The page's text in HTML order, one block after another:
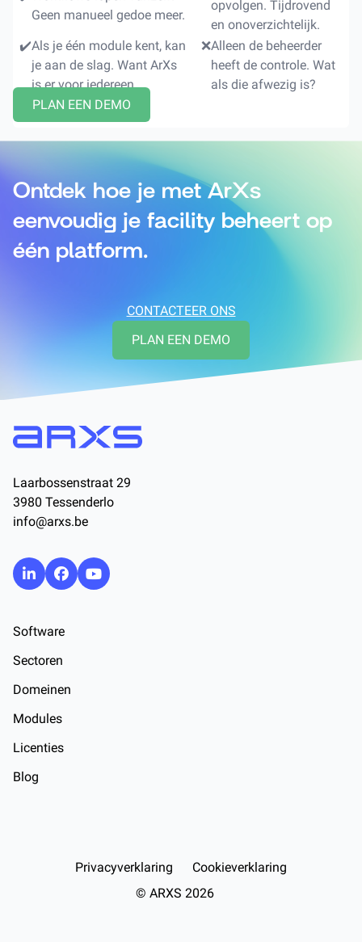
Geen manueel gedoe meer.
opvolgen. Tijdrovend
en onoverzichtelijk.
✔️Als je één module kent, kan
je aan de slag. Want ArXs
is er voor iedereen.
❌Alleen de beheerder
heeft de controle. Wat
als die afwezig is?
PLAN EEN DEMO
Ontdek hoe je met ArXs
eenvoudig je facility beheert op
één platform.
CONTACTEER ONS
PLAN EEN DEMO
Laarbossenstraat 29
3980 Tessenderlo
info@arxs.be
Software
Sectoren
Domeinen
Modules
Licenties
Blog
Privacyverklaring
Cookieverklaring
© ARXS 2026